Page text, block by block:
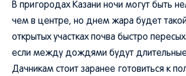
В пригородах Казани ночи могут быть
чем в центре, но днем жара будет
открытых участках почва быстро
если между дождями будут длительные
Дачникам стоит заранее готовиться к